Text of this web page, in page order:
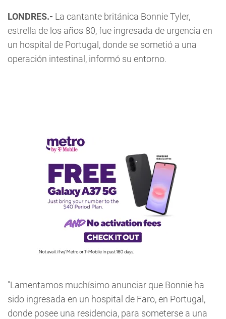
LONDRES.- La cantante británica Bonnie Tyler,
estrella de los años 80, fue ingresada de urgencia en
un hospital de Portugal, donde se sometió a una
operación intestinal, informó su entorno.
"Lamentamos muchísimo anunciar que Bonnie ha
sido ingresada en un hospital de Faro, en Portugal,
donde posee una residencia, para someterse a una